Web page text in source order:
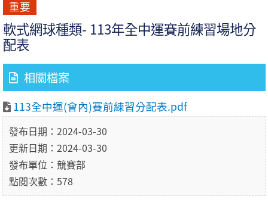
重要
軟式網球種類- 113年全中運賽前練習場地分
配表
相關檔案
113全中運(會內)賽前練習分配表.pdf
發布日期：2024-03-30
更新日期：2024-03-30
發布單位：競賽部
點閱次數：578